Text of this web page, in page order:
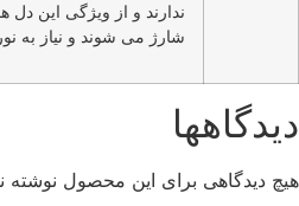
ندارند و از ویژگی این
شارژ می شوند و نیاز به
دیدگاهها
هیچ دیدگاهی برای این محصول